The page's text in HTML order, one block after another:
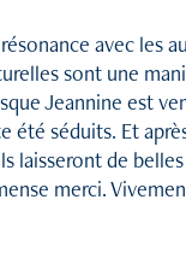
résonance avec les
sont une
Jeannine est
été séduits. Et
laisseront de
merci.